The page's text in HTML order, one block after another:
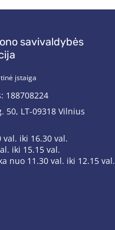
savivaldybės
įstaiga
188708224
50, LT-09318 Vilnius
val. iki 16.30 val.
iki 15.15 val.
nuo 11.30 val. iki 12.15 val.